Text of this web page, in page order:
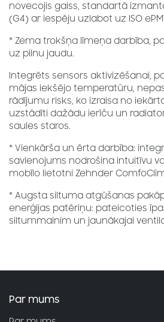
novecojis gaiss, standartā
(G4) ar iespēju uzlabot uz ISO
* Zema trokšņa līmeņa darbība,
uz pilnu jaudu.
Integrēts sensors aktivizēšanai,
mājas iekšējo temperatūru,
rādījumu risks, ko izraisa no
uzstādīti dažādu ierīču un
saules staros.
* Vienkārša un ērta darbība:
savienojums nodrošina intuitīvu
mobīlo lietotni Zehnder
* Augsta siltuma atgūšanas
enerģijas patēriņu: pateicoties
siltummainim un jaunākajai
Par mums